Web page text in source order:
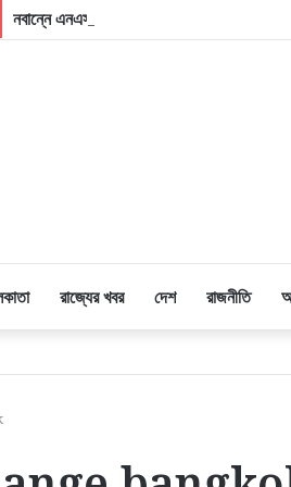
নবান্নে এনএসজি ডিজি-র হাইভোল্টেজ বৈঠক! সৌজন্য
রাজ্যের খবর দেশ রাজনীতি